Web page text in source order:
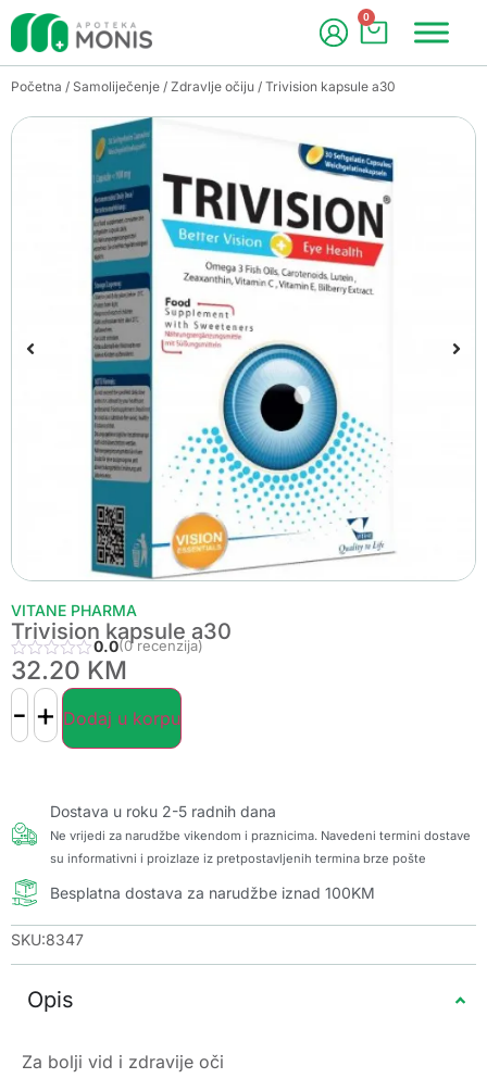
0
Početna / Samoliječenje / Zdravlje očiju / Trivision kapsule a30
VITANE PHARMA
Trivision kapsule a30
0.0(0 recenzija)
32.20 KM
- + Dodaj u korpu
Dostava u roku 2-5 radnih dana
Ne vrijedi za narudžbe vikendom i praznicima. Navedeni termini dostave
su informativni i proizlaze iz pretpostavljenih termina brze pošte
Besplatna dostava za narudžbe iznad 100KM
SKU:8347
Opis
Za bolji vid i zdravije oči